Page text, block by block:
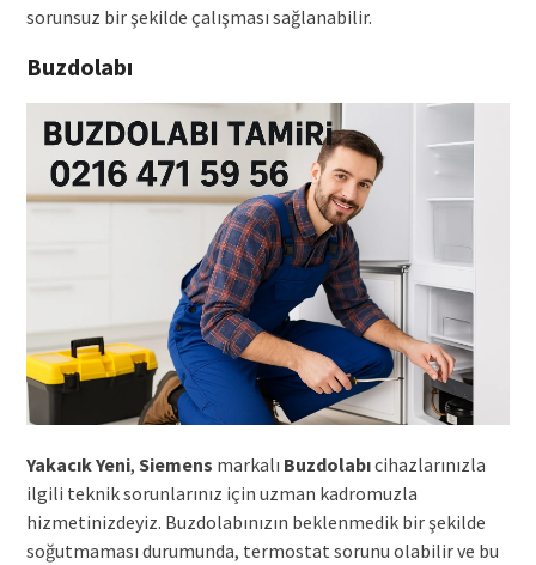
sorunsuz bir şekilde çalışması sağlanabilir.
Buzdolabı
Yakacık Yeni, Siemens markalı Buzdolabıcihazlarınızla
ilgili teknik sorunlarınız için uzman kadromuzla
hizmetinizdeyiz. Buzdolabınızın beklenmedik bir şekilde
soğutmaması durumunda, termostat sorunu olabilir ve bu